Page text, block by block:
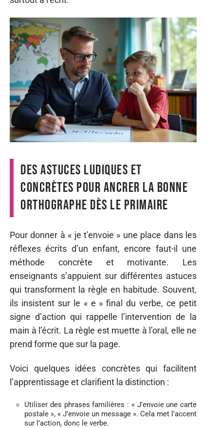
Des astuces ludiques et
concrètes pour ancrer la bonne
orthographe dès le primaire
Pour donner à « je t’envoie » une place dans les
réflexes écrits d’un enfant, encore faut-il une
méthode concrète et motivante. Les
enseignants s’appuient sur différentes astuces
qui transforment la règle en habitude. Souvent,
ils insistent sur le « e » final du verbe, ce petit
signe d’action qui rappelle l’intervention de la
main à l’écrit. La règle est muette à l’oral, elle ne
prend forme que sur la page.
Voici quelques idées concrètes qui facilitent
l’apprentissage et clarifient la distinction :
Utiliser des phrases familières : « J’envoie une carte
postale », « J’envoie un message ». Cela met l’accent
sur l’action, donc le verbe.